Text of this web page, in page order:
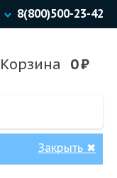
8(800)500-23-42
Корзина 0₽
Закрыть ✖